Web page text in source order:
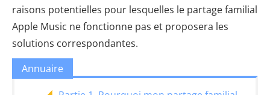
raisons potentielles pour lesquelles le partage familial
Apple Music ne fonctionne pas et proposera les
solutions correspondantes.
Annuaire